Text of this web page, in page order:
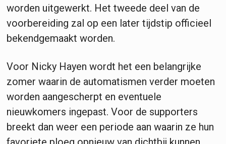
worden uitgewerkt. Het tweede deel van de
voorbereiding zal op een later tijdstip officieel
bekendgemaakt worden.
Voor Nicky Hayen wordt het een belangrijke
zomer waarin de automatismen verder moeten
worden aangescherpt en eventuele
nieuwkomers ingepast. Voor de supporters
breekt dan weer een periode aan waarin ze hun